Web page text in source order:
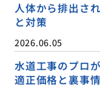
人体から排出さ
と対策
2026.06.05
水道工事のプロ
適正価格と裏事情